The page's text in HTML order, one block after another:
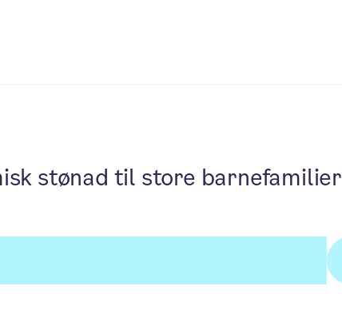
stønad til store barnefamilier